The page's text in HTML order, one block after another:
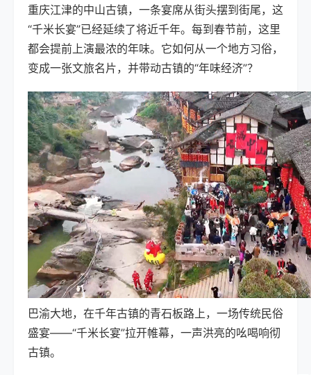
重庆江津的中山古镇，一条宴席从街头摆到街尾，这
“千米长宴”已经延续了将近千年。每到春节前，这里
都会提前上演最浓的年味。它如何从一个地方习俗，
变成一张文旅名片，并带动古镇的“年味经济”？
巴渝大地，在千年古镇的青石板路上，一场传统民俗
盛宴——“千米长宴”拉开帷幕，一声洪亮的吆喝响彻
古镇。